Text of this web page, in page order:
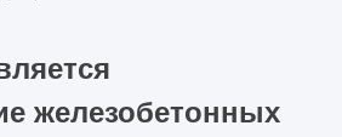
железобетонных